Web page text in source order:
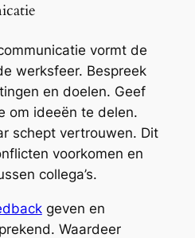
vormt de
werksfeer. Bespreek
en doelen. Geef
om ideeën te delen.
schept vertrouwen. Dit
voorkomen en
collega’s.
geven en
Waardeer